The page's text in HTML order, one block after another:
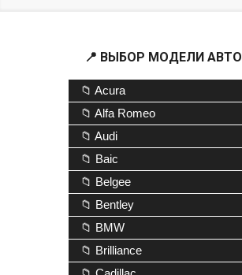
📍 ВЫБОР МОДЕЛИ АВТО
📁 Acura
📁 Alfa Romeo
📁 Audi
📁 Baic
📁 Belgee
📁 Bentley
📁 BMW
📁 Brilliance